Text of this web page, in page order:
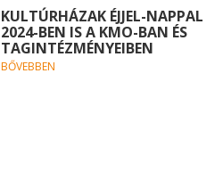
KULTÚRHÁZAK ÉJJEL-NAPPAL
2024-BEN IS A KMO-BAN ÉS
TAGINTÉZMÉNYEIBEN
BŐVEBBEN